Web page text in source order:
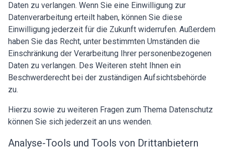
Daten zu verlangen. Wenn Sie eine Einwilligung zur
Datenverarbeitung erteilt haben, können Sie diese
Einwilligung jederzeit für die Zukunft widerrufen. Außerdem
haben Sie das Recht, unter bestimmten Umständen die
Einschränkung der Verarbeitung Ihrer personenbezogenen
Daten zu verlangen. Des Weiteren steht Ihnen ein
Beschwerderecht bei der zuständigen Aufsichtsbehörde
zu.
Hierzu sowie zu weiteren Fragen zum Thema Datenschutz
können Sie sich jederzeit an uns wenden.
Analyse-Tools und Tools von Dritt­anbietern